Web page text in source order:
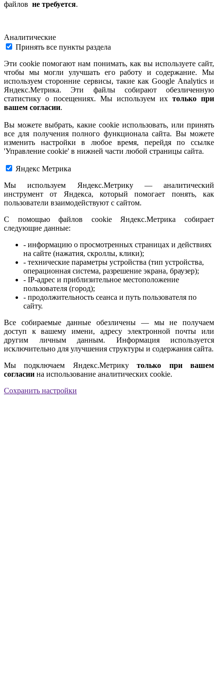
файлов не требуется.
Аналитические
Принять все пункты раздела
Эти cookie помогают нам понимать, как вы используете сайт,
чтобы мы могли улучшать его работу и содержание. Мы
используем сторонние сервисы, такие как Google Analytics и
Яндекс.Метрика. Эти файлы собирают обезличенную
статистику о посещениях. Мы используем их только при
вашем согласии.
Вы можете выбрать, какие cookie использовать, или принять
все для получения полного функционала сайта. Вы можете
изменить настройки в любое время, перейдя по ссылке
'Управление cookie' в нижней части любой страницы сайта.
Яндекс Метрика
Мы используем Яндекс.Метрику — аналитический
инструмент от Яндекса, который помогает понять, как
пользователи взаимодействуют с сайтом.
С помощью файлов cookie Яндекс.Метрика собирает
следующие данные:
- информацию о просмотренных страницах и действиях
на сайте (нажатия, скроллы, клики);
- технические параметры устройства (тип устройства,
операционная система, разрешение экрана, браузер);
- IP-адрес и приблизительное местоположение
пользователя (город);
- продолжительность сеанса и путь пользователя по
сайту.
Все собираемые данные обезличены — мы не получаем
доступ к вашему имени, адресу электронной почты или
другим личным данным. Информация используется
исключительно для улучшения структуры и содержания сайта.
Мы подключаем Яндекс.Метрикутолько при вашем
согласии на использование аналитических cookie.
Сохранить настройки